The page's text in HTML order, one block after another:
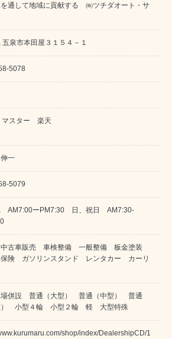
を通して地域に貢献する ㈱ツチダオート・サ
五泉市本田屋３１５４－１
5078
スター 楽天
一
5079
AM7:00ーPM7:30 日、祝日 AM7:30-
中古車販売 車検整備 一般整備 板金塗装
保険 ガソリンスタンド レンタカー カーリ
場併設 普通（大型） 普通（中型） 普通
） 小型４輪 小型２輪 軽 大型特殊
shop/index/DealershipCD/1